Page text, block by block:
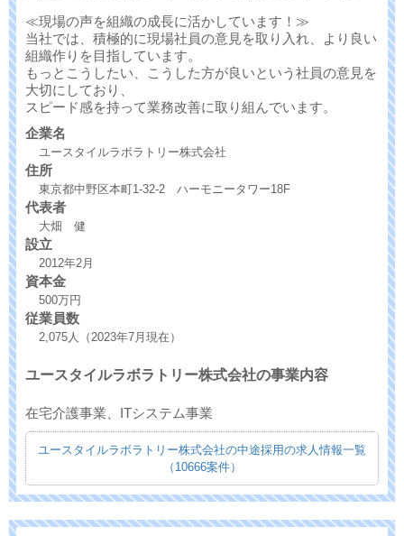
≪現場の声を組織の成長に活かしています！≫
当社では、積極的に現場社員の意見を取り入れ、より良い
組織作りを目指しています。
もっとこうしたい、こうした方が良いという社員の意見を
大切にしており、
スピード感を持って業務改善に取り組んでいます。
企業名
ユースタイルラボラトリー株式会社
住所
東京都中野区本町1-32-2 ハーモニータワー18F
代表者
大畑 健
設立
2012年2月
資本金
500万円
従業員数
2,075人（2023年7月現在）
ユースタイルラボラトリー株式会社の事業内容
在宅介護事業、ITシステム事業
ユースタイルラボラトリー株式会社の中途採用の求人情報一覧
（10666案件）